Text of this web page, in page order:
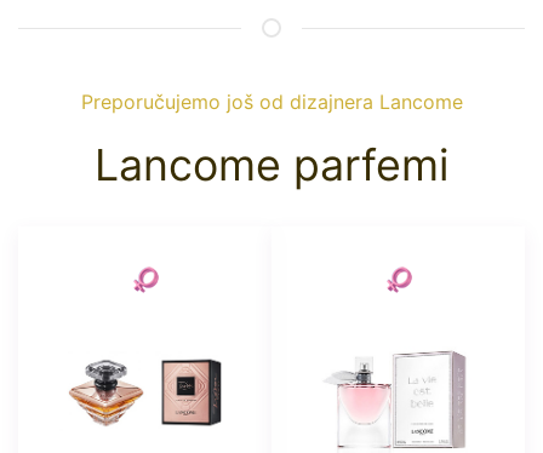
Preporučujemo još od dizajnera Lancome
Lancome parfemi